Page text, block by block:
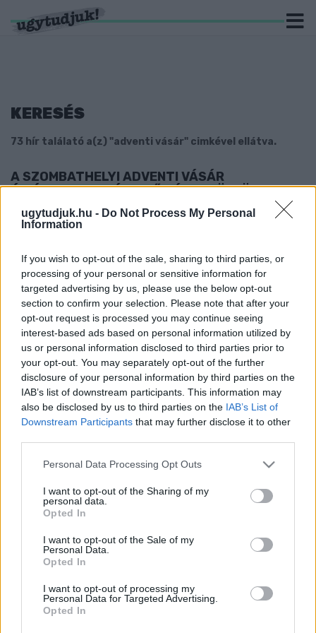
ugytudjuk.hu - Do Not Process My Personal
Information
If you wish to opt-out of the sale, sharing to third parties, or
processing of your personal or sensitive information for
targeted advertising by us, please use the below opt-out
section to confirm your selection. Please note that after your
opt-out request is processed you may continue seeing
interest-based ads based on personal information utilized by
us or personal information disclosed to third parties prior to
your opt-out. You may separately opt-out of the further
disclosure of your personal information by third parties on the
IAB’s list of downstream participants. This information may
also be disclosed by us to third parties on the IAB’s List of
Downstream Participants that may further disclose it to other
Please note that this website/app uses one or more Google
not limited to your visit or usage behaviour. You may click to
grant or deny consent to Google and its third-party tags to
use your data for below specified purposes in below Google
consent section.
Personal Data Processing Opt Outs
I want to opt-out of the Sharing of my
personal data.
Opted In
I want to opt-out of the Sale of my
Personal Data.
Opted In
I want to opt-out of processing my
Personal Data for Targeted Advertising.
Opted In
KERESÉS
73 hír találató a(z) "adventi vásár" cimkével ellátva.
A SZOMBATHELYI ADVENTI VÁSÁR
ÓRIÁSKEREKE IDÉN A FŐ TÉRRE KÖLTÖZIK
2024. november. 07. 11:55
Már építik a szerkezetet.
ADVENTI VÁSÁR PÉNTEKI SZÍNPADI
PROGRAMJAI
2023. december. 01. 12:14
Az árusok nyitva lesznek, a programokat vasárnap pótolják.
ITT A SZOMBATHELYI ADVENTI VÁSÁR PONTOS
PROGRAMJA!
2023. november. 17. 07:32
Kalap Jakab, Brandnyúl, Joulupukki.
JOULUPUKKI, ÓRIÁSKERÉK, FÉNYBUSZ,
MIKULÁSHÁZ, KISVASÚT - LESZ ITT MINDEN AZ
IDEI SZOMBATHELYI ADVENTI VÁSÁRON
November 24 és december 23 között rendezik idén a vásárt.
VÁROSBA LÁTOGAT JOULUPUKKI, A FINN
MIKULÁS
Ez biztosan a karácsonyi vásár legfőbb attrakciója lesz.
SZILVESZTERKOR IS NYITVA LESZ A FŐ TÉRI
2022. december. 29. 14:42
Az év utolsó két napján is várják a játékok a gyerekeket.